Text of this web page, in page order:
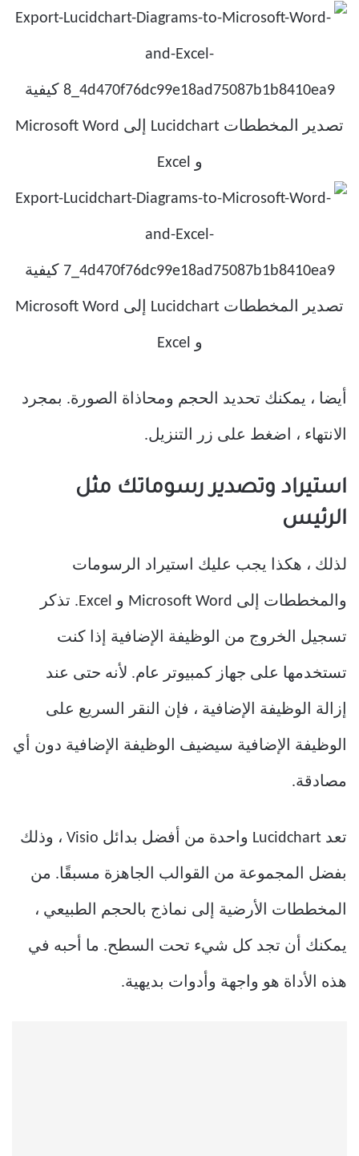
أيضا ، يمكنك تحديد الحجم ومحاذاة الصورة. بمجرد
الانتهاء ، اضغط على زر التنزيل.
استيراد وتصدير رسوماتك مثل
الرئيس
لذلك ، هكذا يجب عليك استيراد الرسومات
والمخططات إلى Microsoft Word و Excel. تذكر
تسجيل الخروج من الوظيفة الإضافية إذا كنت
تستخدمها على جهاز كمبيوتر عام. لأنه حتى عند
إزالة الوظيفة الإضافية ، فإن النقر السريع على
الوظيفة الإضافية سيضيف الوظيفة الإضافية دون أي
مصادقة.
تعد Lucidchart واحدة من أفضل بدائل Visio ، وذلك
بفضل المجموعة من القوالب الجاهزة مسبقًا. من
المخططات الأرضية إلى نماذج بالحجم الطبيعي ،
يمكنك أن تجد كل شيء تحت السطح. ما أحبه في
هذه الأداة هو واجهة وأدوات بديهية.